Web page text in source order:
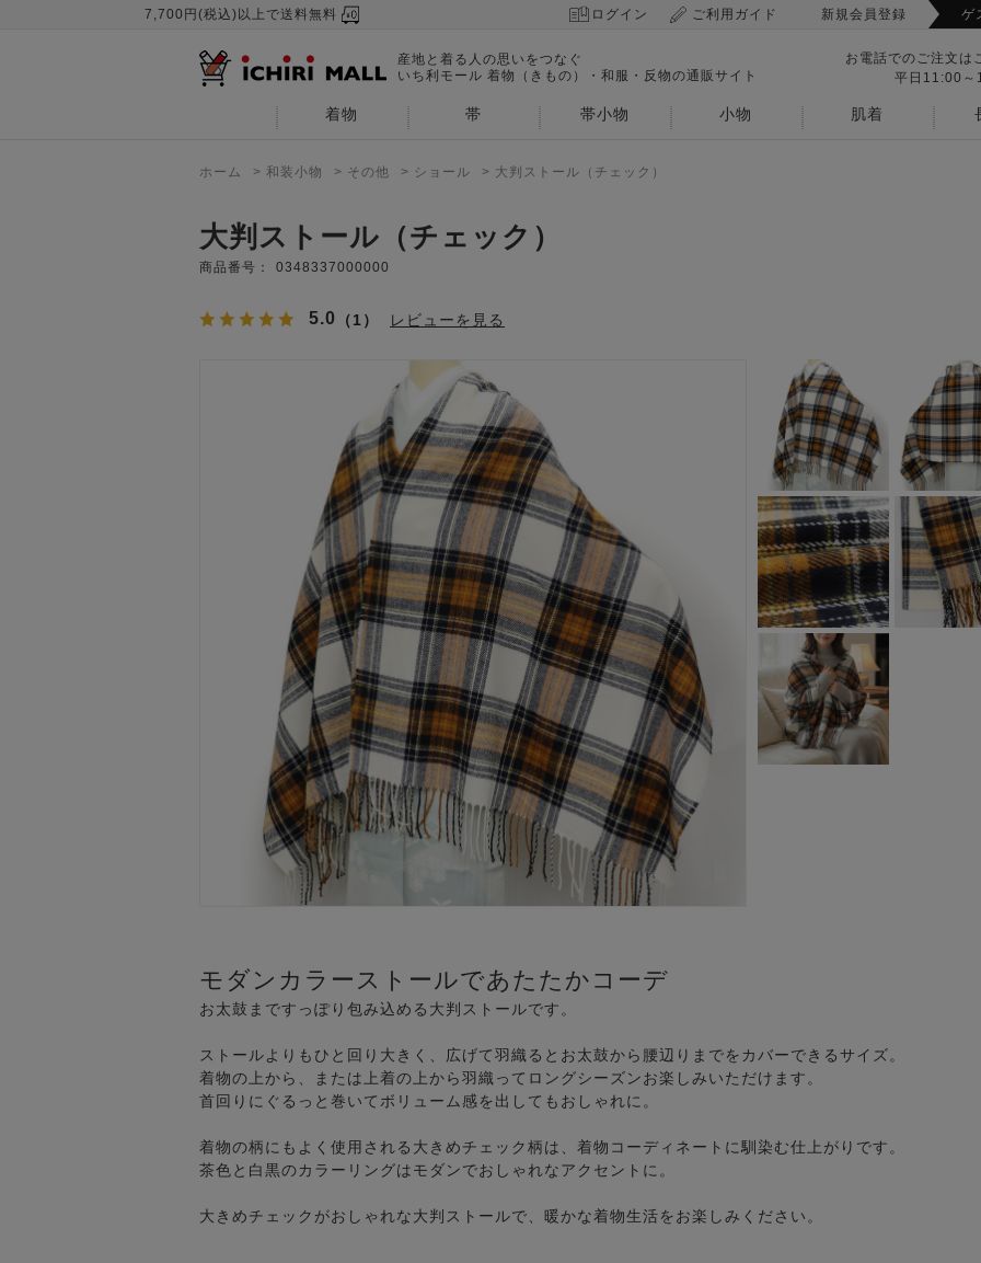
7,700円(税込)以上で送料無料 ログイン ご利用ガイド 新規会員登録 ゲ
産地と着る人の思いをつなぐ
いち利モール 着物（きもの）・和服・反物の通販サイト
お電話でのご注文は
平日11:00～
着物 帯 帯小物 小物 肌着
ホーム > 和装小物 > その他 > ショール > 大判ストール（チェック）
大判ストール（チェック）
商品番号： 0348337000000
5.0 （1） レビューを見る
モダンカラーストールであたたかコーデ
お太鼓まですっぽり包み込める大判ストールです。
ストールよりもひと回り大きく、広げて羽織るとお太鼓から腰辺りまでをカバーできるサイズ。
着物の上から、または上着の上から羽織ってロングシーズンお楽しみいただけます。
首回りにぐるっと巻いてボリューム感を出してもおしゃれに。
着物の柄にもよく使用される大きめチェック柄は、着物コーディネートに馴染む仕上がりです。
茶色と白黒のカラーリングはモダンでおしゃれなアクセントに。
大きめチェックがおしゃれな大判ストールで、暖かな着物生活をお楽しみください。